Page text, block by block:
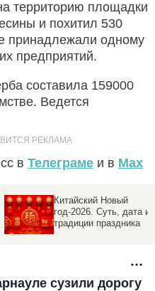
территорию площадки
и похитил 530
принадлежали одному
предприятий.
составила 159000
Ведется
в Телеграме и в Max
Китайский Новый
год-2026. Суть, дата и
традиции праздника
сузили дорогу